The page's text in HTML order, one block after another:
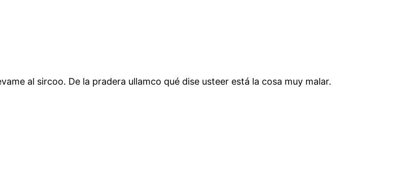
al sircoo. De la pradera ullamco qué dise usteer está la cosa muy malar.